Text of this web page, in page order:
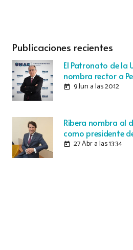
Publicaciones recientes
El Patronato de la
nombra rector a
today 9 Jun a las 20:12
Ribera nombra al
como presidente
today 27 Abr a las 13:34